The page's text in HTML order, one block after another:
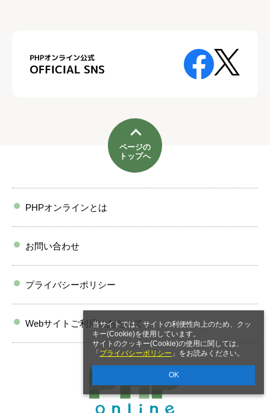
当サイトでは、サイトの利便性向上のため、クッ
キー(Cookie)を使用しています。
サイトのクッキー(Cookie)の使用に関しては、
「 プライバシーポリシー 」をお読みください。
OK
ページの
トップへ
PHPオンラインとは
お問い合わせ
プライバシーポリシー
Webサイトご利用にあたって